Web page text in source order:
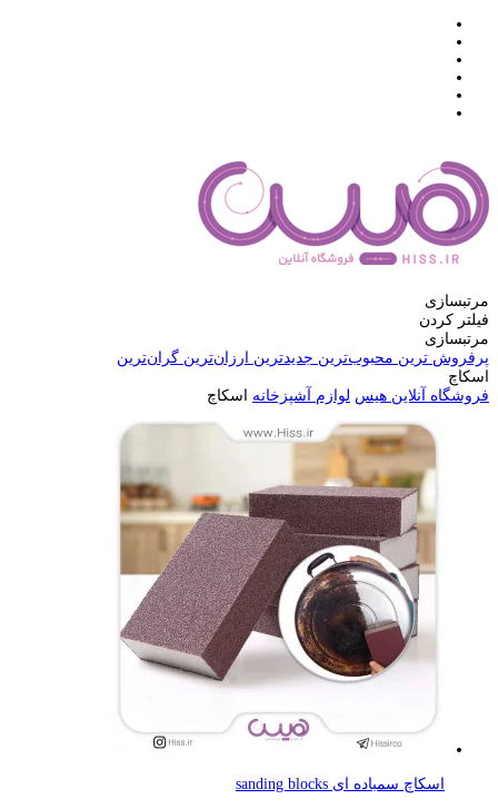
مرتبسازی
فیلتر کردن
مرتبسازی
پرفروش ترین محبوب‌ترین جدیدترین ارزان‌ترین گران‌ترین
اسکاچ
فروشگاه آنلاین هیس لوازم آشپزخانه اسکاچ
اسکاچ سمباده ای sanding blocks